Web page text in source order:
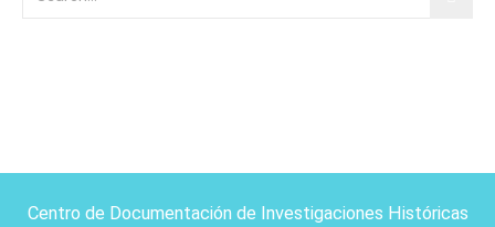
Centro de Documentación de Investigaciones Históricas